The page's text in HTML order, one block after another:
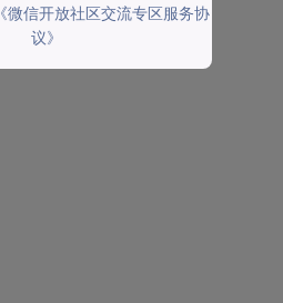
《微信开放社区交流专区服务协
议》